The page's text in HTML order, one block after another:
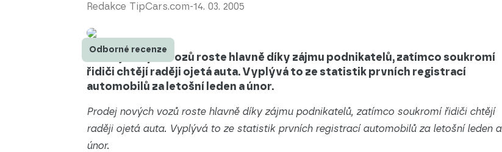
Redakce TipCars.com-14. 03. 2005
Odborné recenze
Prodej nových vozů roste hlavně díky zájmu podnikatelů, zatímco soukromí
řidiči chtějí raději ojetá auta. Vyplývá to ze statistik prvních registrací
automobilů za letošní leden a únor.
Prodej nových vozů roste hlavně díky zájmu podnikatelů, zatímco soukromí řidiči chtějí
raději ojetá auta. Vyplývá to ze statistik prvních registrací automobilů za letošní leden a
únor.